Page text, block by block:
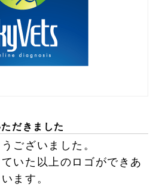
だきました
ございました。
いた以上のロゴができあ
ます。